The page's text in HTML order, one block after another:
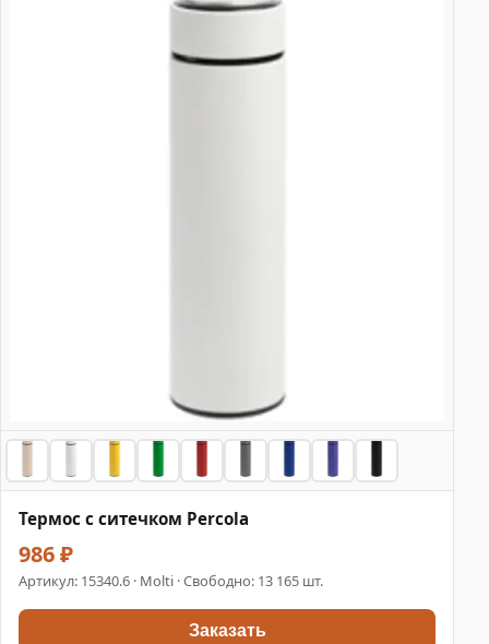
Термос с ситечком Percola
986 ₽
Артикул: 15340.6 · Molti · Свободно: 13 165 шт.
Заказать